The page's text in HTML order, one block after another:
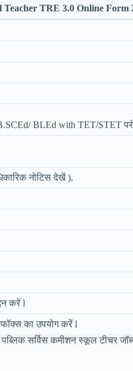
Teacher TRE 3.0 Online Form
BLEd with TET/STET
नोटिस देखें ),
करें l
का उपयोग करें l
सर्विस कमीशन स्कूल टीचर